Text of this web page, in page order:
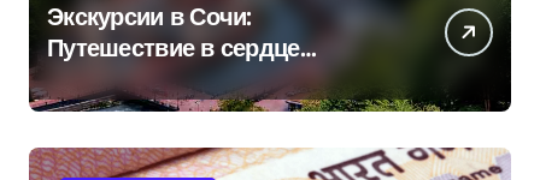
Экскурсии в Сочи:
Путешествие в сердце
Черноморского курорта